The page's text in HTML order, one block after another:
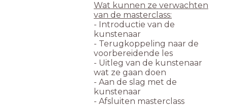
Wat kunnen ze verwachten
van de masterclass:
- Introductie van de
kunstenaar
- Terugkoppeling naar de
voorbereidende les
- Uitleg van de kunstenaar
wat ze gaan doen
- Aan de slag met de
kunstenaar
- Afsluiten masterclass